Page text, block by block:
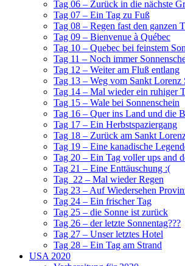
Tag 06 – Zurück in die nächste
Tag 07 – Ein Tag zu Fuß
Tag 08 – Regen fast den ganzen
Tag 09 – Bienvenue à Québec
Tag 10 – Quebec bei feinstem
Tag 11 – Noch immer
Tag 12 – Weiter am Fluß entlang
Tag 13 – Weg vom Sankt Lorenz
Tag 14 – Mal wieder ein ruhiger
Tag 15 – Wale bei Sonnenschein
Tag 16 – Quer ins Land und die
Tag 17 – Ein Herbstspaziergang
Tag 18 – Zurück am Sankt
Tag 19 – Eine kanadische
Tag 20 – Ein Tag voller ups and
Tag 21 – Eine Enttäuschung :(
Tag 22 – Mal wieder Regen
Tag 23 – Auf Wiedersehen
Tag 24 – Ein frischer Tag
Tag 25 – die Sonne ist zurück
Tag 26 – der letzte Sonnentag???
Tag 27 – Unser letztes Hotel
Tag 28 – Ein Tag am Strand
USA 2020